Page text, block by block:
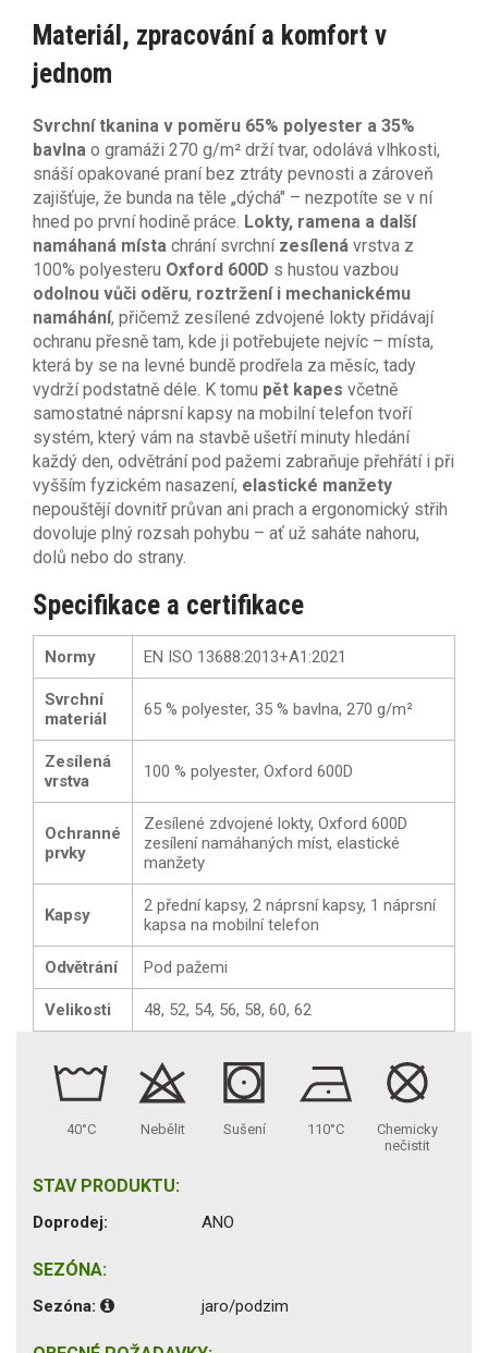
Materiál, zpracování a komfort v
jednom
Svrchní tkanina v poměru 65% polyester a 35%
bavlna o gramáži 270 g/m² drží tvar, odolává vlhkosti,
snáší opakované praní bez ztráty pevnosti a zároveň
zajišťuje, že bunda na těle „dýchá" – nezpotíte se v ní
hned po první hodině práce. Lokty, ramena a další
namáhaná místa chrání svrchní zesílená vrstva z
100% polyesteru Oxford 600D s hustou vazbou
odolnou vůči oděru, roztržení i mechanickému
namáhání, přičemž zesílené zdvojené lokty přidávají
ochranu přesně tam, kde ji potřebujete nejvíc – místa,
která by se na levné bundě prodřela za měsíc, tady
vydrží podstatně déle. K tomu pět kapes včetně
samostatné náprsní kapsy na mobilní telefon tvoří
systém, který vám na stavbě ušetří minuty hledání
každý den, odvětrání pod pažemi zabraňuje přehřátí i při
vyšším fyzickém nasazení, elastické manžety
nepouštějí dovnitř průvan ani prach a ergonomický střih
dovoluje plný rozsah pohybu – ať už saháte nahoru,
dolů nebo do strany.
Specifikace a certifikace
Normy EN ISO 13688:2013+A1:2021
Svrchní
materiál
65 % polyester, 35 % bavlna, 270 g/m²
Zesílená
vrstva
100 % polyester, Oxford 600D
Ochranné
prvky
Zesílené zdvojené lokty, Oxford 600D
zesílení namáhaných míst, elastické
manžety
Kapsy
2 přední kapsy, 2 náprsní kapsy, 1 náprsní
kapsa na mobilní telefon
Odvětrání Pod pažemi
Velikosti 48, 52, 54, 56, 58, 60, 62
40°C Nebělit Sušení 110°C
Chemicky
nečistit
STAV PRODUKTU:
Doprodej: ANO
SEZÓNA:
Sezóna: jaro/podzim